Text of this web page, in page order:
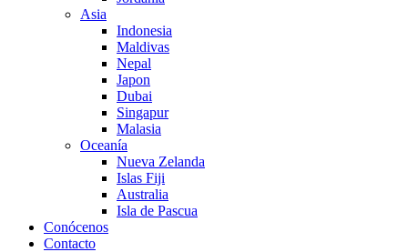
Asia
Indonesia
Maldivas
Nepal
Japon
Dubai
Singapur
Malasia
Oceanía
Nueva Zelanda
Islas Fiji
Australia
Isla de Pascua
Conócenos
Contacto